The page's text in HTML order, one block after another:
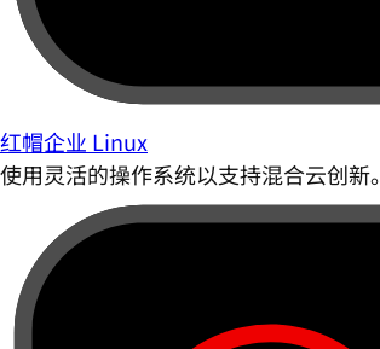
红帽企业 Linux
使用灵活的操作系统以支持混合云创新。